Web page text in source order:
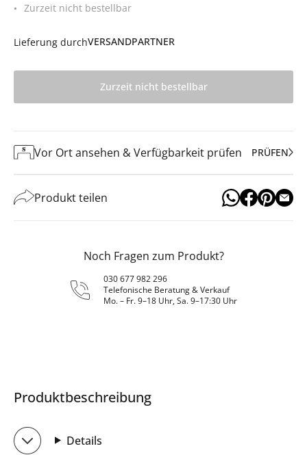
Zurzeit nicht bestellbar
Lieferung durchVERSANDPARTNER
Zurzeit nicht bestellbar
Vor Ort ansehen & Verfügbarkeit prüfen PRÜFEN
Produkt teilen
Noch Fragen zum Produkt?
030 677 982 296
Telefonische Beratung & Verkauf
Mo. – Fr. 9–18 Uhr, Sa. 9–17:30 Uhr
Produktbeschreibung
Details